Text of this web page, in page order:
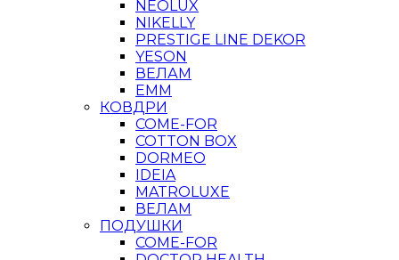
NEOLUX
NIKELLY
PRESTIGE LINE DEKOR
YESON
ВЕЛАМ
ЕММ
КОВДРИ
COME-FOR
COTTON BOX
DORMEO
IDEIA
MATROLUXE
ВЕЛАМ
ПОДУШКИ
COME-FOR